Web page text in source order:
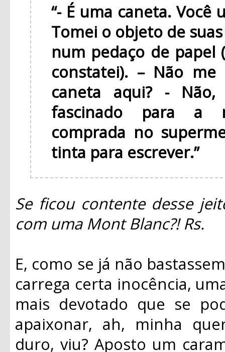
“- É uma caneta. Você
Tomei o objeto de
num pedaço de
constatei). – Não
caneta aqui?
- Não,
fascinado para a
comprada no
tinta para escrever.”
Se ficou contente desse
com uma Mont Blanc?! Rs.
E, como se já não
carrega certa inocência,
mais devotado que se
apaixonar, ah, minha
duro, viu? Aposto um